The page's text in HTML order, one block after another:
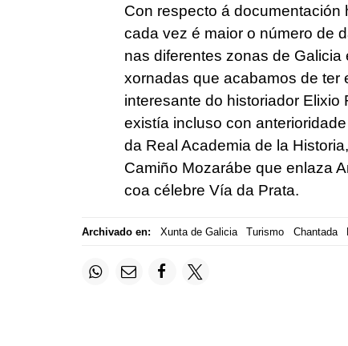
Con respecto á documentación
cada vez é maior o número de
nas diferentes zonas de
xornadas que acabamos de ter
interesante do historiador
existía incluso con
da Real Academia de la
Camiño Mozarábe que enlaza
coa célebre Vía da Prata.
Archivado en: Xunta de Galicia Turismo Chantada